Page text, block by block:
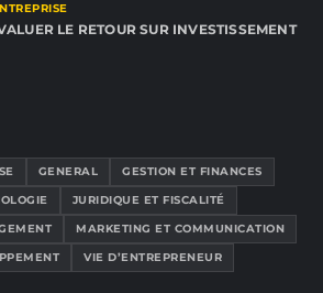
LE RETOUR SUR INVESTISSEMENT
GENERAL
GESTION ET FINANCES
JURIDIQUE ET FISCALITÉ
MARKETING ET COMMUNICATION
VIE D’ENTREPRENEUR